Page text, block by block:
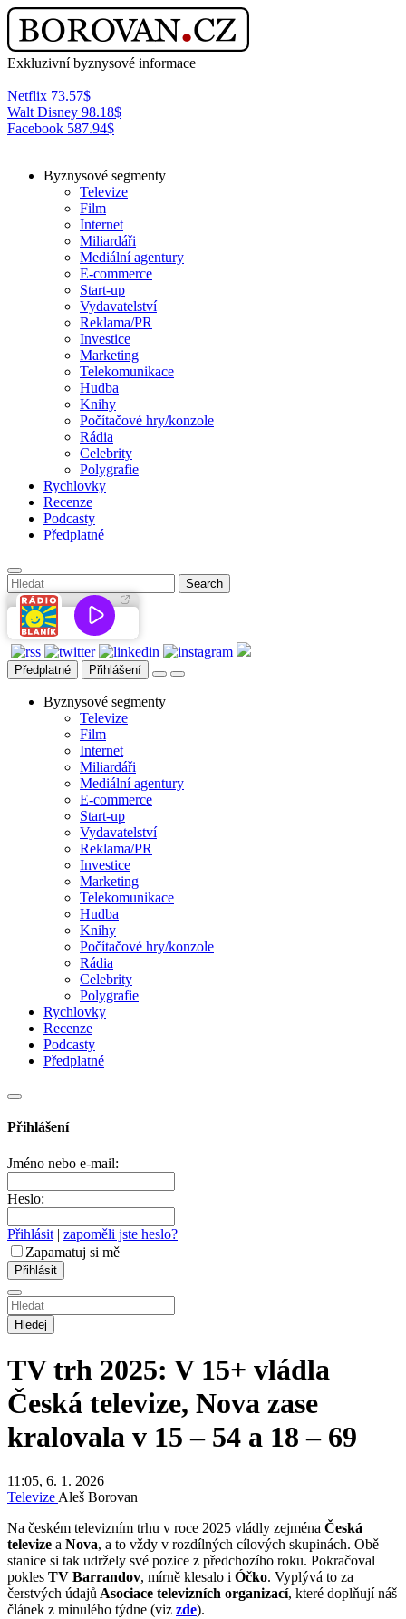
Exkluzivní byznysové informace
Netflix 73.57$
Walt Disney 98.18$
Facebook 587.94$
Byznysové segmenty
Televize
Film
Internet
Miliardáři
Mediální agentury
E-commerce
Start-up
Vydavatelství
Reklama/PR
Investice
Marketing
Telekomunikace
Hudba
Knihy
Počítačové hry/konzole
Rádia
Celebrity
Polygrafie
Rychlovky
Recenze
Podcasty
Předplatné
Předplatné Přihlášení
Byznysové segmenty
Televize
Film
Internet
Miliardáři
Mediální agentury
E-commerce
Start-up
Vydavatelství
Reklama/PR
Investice
Marketing
Telekomunikace
Hudba
Knihy
Počítačové hry/konzole
Rádia
Celebrity
Polygrafie
Rychlovky
Recenze
Podcasty
Předplatné
Přihlášení
Jméno nebo e-mail:
Heslo:
Přihlásit | zapoměli jste heslo?
Zapamatuj si mě
Hledej
TV trh 2025: V 15+ vládla
Česká televize, Nova zase
kralovala v 15 – 54 a 18 – 69
11:05, 6. 1. 2026
TelevizeAleš Borovan
Na českém televizním trhu v roce 2025 vládly zejména Česká
televize a Nova, a to vždy v rozdílných cílových skupinách. Obě
stanice si tak udržely své pozice z předchozího roku. Pokračoval
pokles TV Barrandov, mírně klesalo i Óčko. Vyplývá to za
čerstvých údajůAsociace televizních organizací, které doplňují náš
článek z minulého týdne (viz zde).